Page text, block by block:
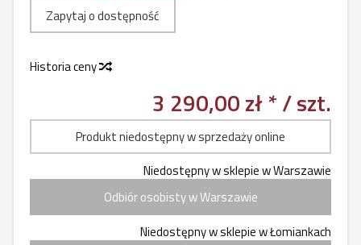
Zapytaj o dostępność
Historia ceny
3 290,00 zł */ szt.
Produkt niedostępny w sprzedaży online
Niedostępny w sklepie w Warszawie
Odbiór osobisty w Warszawie
Niedostępny w sklepie w Łomiankach